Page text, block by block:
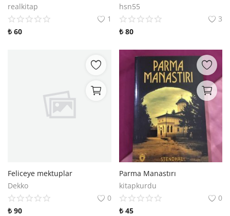
realkitap
1
₺ 60
hsn55
3
₺80
Feliceye mektuplar
Dekko
0
₺ 90
Parma Manastırı
kitapkurdu
0
₺45